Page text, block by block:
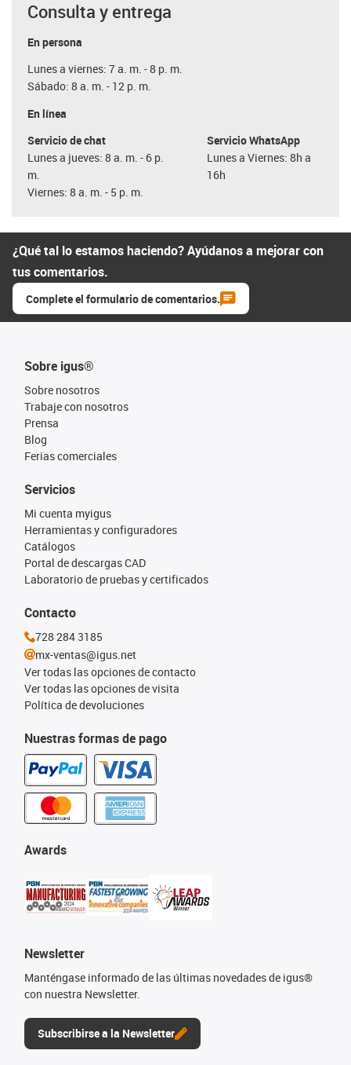
Consulta y entrega
En persona
Lunes a viernes: 7 a. m. - 8 p. m.
Sábado: 8 a. m. - 12 p. m.
En línea
Servicio de chat
Lunes a jueves: 8 a. m. - 6 p.
m.
Viernes: 8 a. m. - 5 p. m.
Servicio WhatsApp
Lunes a Viernes: 8h a
16h
¿Qué tal lo estamos haciendo? Ayúdanos a mejorar con
tus comentarios.
Complete el formulario de comentarios.
Sobre igus®
Sobre nosotros
Trabaje con nosotros
Prensa
Blog
Ferias comerciales
Nuestras formas de pago
Servicios
Mi cuenta myigus
Herramientas y configuradores
Catálogos
Portal de descargas CAD
Laboratorio de pruebas y certificados
Awards
Newsletter
Manténgase informado de las últimas novedades de igus®
con nuestra Newsletter.
Subscribirse a la Newsletter
Contacto
728 284 3185
mx-ventas@igus.net
Ver todas las opciones de contacto
Ver todas las opciones de visita
Política de devoluciones